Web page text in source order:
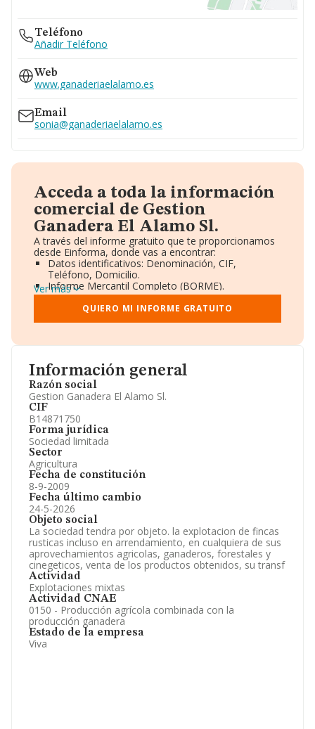
Información general
Razón social
Gestion Ganadera El Alamo Sl.
CIF
B14871750
Forma jurídica
Sociedad limitada
Sector
Agricultura
Fecha de constitución
8-9-2009
Fecha último cambio
24-5-2026
Objeto social
La sociedad tendra por objeto. la explotacion de fincas
rusticas incluso en arrendamiento, en cualquiera de sus
aprovechamientos agricolas, ganaderos, forestales y
cinegeticos, venta de los productos obtenidos, su transf
Actividad
Explotaciones mixtas
Actividad CNAE
0150 - Producción agrícola combinada con la
producción ganadera
Estado de la empresa
Viva
Teléfono
Añadir Teléfono
Web
www.ganaderiaelalamo.es
Email
sonia@ganaderiaelalamo.es
Acceda a toda la información
comercial de Gestion
Ganadera El Alamo Sl.
A través del informe gratuito que te proporcionamos
desde Einforma, donde vas a encontrar:
Datos identificativos: Denominación, CIF,
Teléfono, Domicilio.
Informe Mercantil Completo (BORME).
Gráficos de Evolución Ventas y Empleados.
Consejo de Administración y Administradores.
Directivos y Ejecutivos.
Información oficial y registral complementaria.
Ver más
QUIERO MI INFORME GRATUITO